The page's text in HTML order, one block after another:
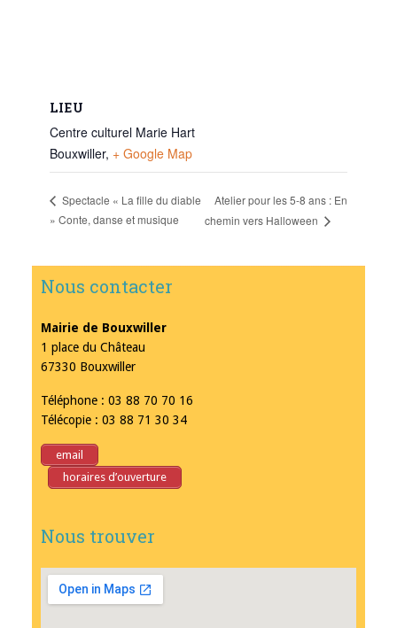
LIEU
Centre culturel Marie Hart
Bouxwiller, + Google Map
Spectacle « La fille du diable
» Conte, danse et musique
Atelier pour les 5-8 ans : En
chemin vers Halloween
Nous contacter
Mairie de Bouxwiller
1 place du Château
67330 Bouxwiller
Téléphone : 03 88 70 70 16
Télécopie : 03 88 71 30 34
email
horaires d’ouverture
Nous trouver